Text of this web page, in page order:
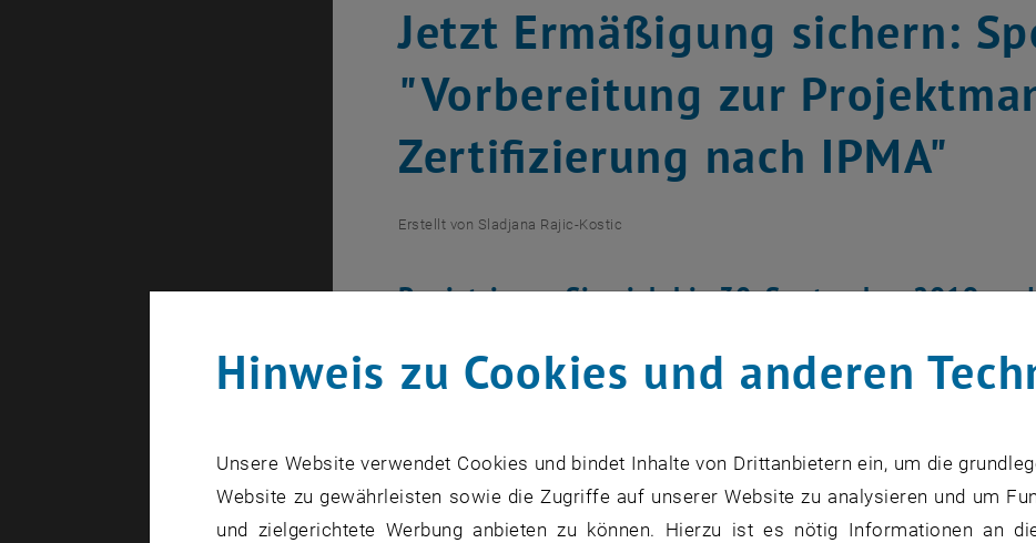
Jetzt Ermäßigung sichern:
"Vorbereitung zur
Zertifizierung nach IPMA"
Erstellt von Sladjana Rajic-Kostic
Registrieren Sie sich bis 30. September 2019
Wechselnde Anforderungen und dynamische Veränderungen in
Hinweis zu Cookies und anderen
Unsere Website verwendet Cookies und bindet Inhalte von Drittanbietern ein, um die
Website zu gewährleisten sowie die Zugriffe auf unserer Website zu analysieren und um
und zielgerichtete Werbung anbieten zu können. Hierzu ist es nötig Informationen an